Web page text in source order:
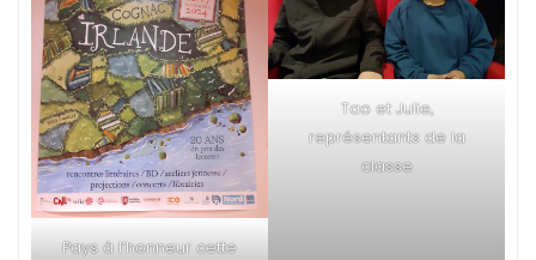
Pays à l’honneur cette
Tao et Julie,
représentants de la
classe